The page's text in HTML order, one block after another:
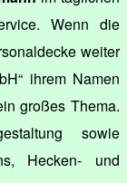
Wenn die
weiter
ihrem Namen
großes Thema.
sowie
Hecken- und